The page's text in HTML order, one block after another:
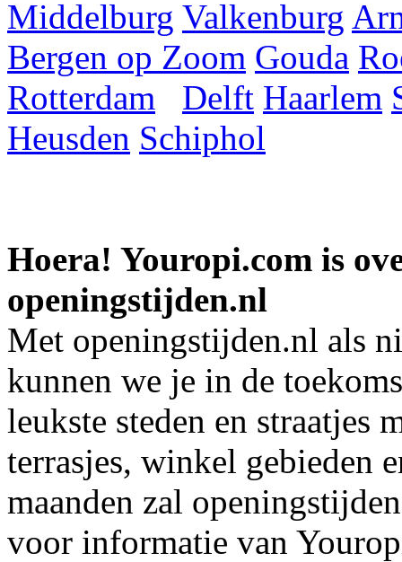
Middelburg Valkenburg
Bergen op Zoom Gouda
Rotterdam
Delft Haarlem
Heusden Schiphol
Hoera! Youropi.com is
openingstijden.nl
Met openingstijden.nl als
kunnen we je in de
leukste steden en straatjes
terrasjes, winkel gebieden
maanden zal
voor informatie van